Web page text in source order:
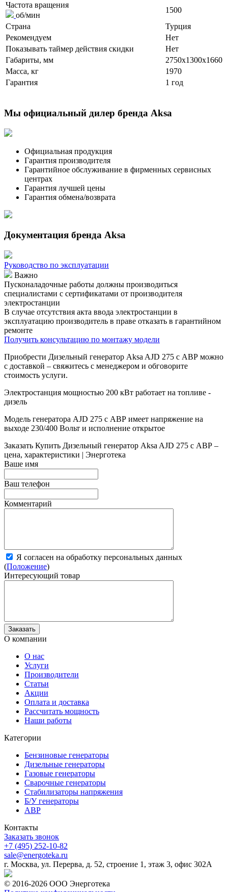
Частота вращения
об/мин
1500
Страна
Турция
Рекомендуем
Нет
Показывать таймер действия скидки
Нет
Габариты, мм
2750x1300x1660
Масса, кг
1970
Гарантия
1 год
Мы официальный дилер бренда Aksa
Официальная продукция
Гарантия производителя
Гарантийное обслуживание в фирменных сервисных
центрах
Гарантия лучшей цены
Гарантия обмена/возврата
Документация бренда Aksa
Руководство по эксплуатации
Важно
Пусконаладочные работы должны производиться
специалистами с сертификатами от производителя
электростанции
В случае отсутствия акта ввода электростанции в
эксплуатацию производитель в праве отказать в гарантийном
ремонте
Получить консультацию по монтажу модели
Приобрести Дизельный генератор Aksa AJD 275 с АВР можно
с доставкой – свяжитесь с менеджером и обговорите
стоимость услуги.
Электростанция мощностью 200 кВт работает на топливе -
дизель
Модель генератора AJD 275 с АВР имеет напряжение на
выходе 230/400 Вольт и исполнение открытое
Заказать Купить Дизельный генератор Aksa AJD 275 с АВР –
цена, характеристики | Энерготека
Ваше имя
Ваш телефон
Комментарий
Я согласен на обработку персональных данных
(Положение)
Интересующий товар
О компании
О нас
Услуги
Производители
Статьи
Акции
Оплата и доставка
Рассчитать мощность
Наши работы
Категории
Бензиновые генераторы
Дизельные генераторы
Газовые генераторы
Сварочные генераторы
Стабилизаторы напряжения
Б/У генераторы
АВР
Контакты
Заказать звонок
+7 (495) 252-10-82
sale@energoteka.ru
г. Москва, ул. Перерва, д. 52, строение 1, этаж 3, офис 302А
© 2016-2026 ООО Энерготека